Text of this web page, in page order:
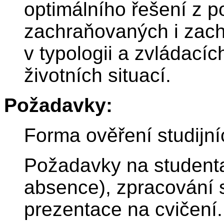
optimálního řešení z
zachraňovaných i
v typologii a
životních situací.
Požadavky:
Forma ověření
Požadavky na
absence), zpracování
prezentace na cvičení.